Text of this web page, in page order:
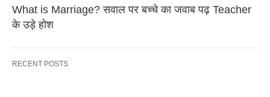
What is Marriage? सवाल पर बच्चे का जवाब पढ़ Teacher
के उड़े होश
RECENT POSTS